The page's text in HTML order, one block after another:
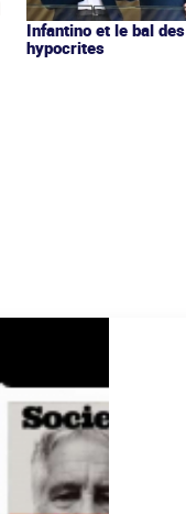
Infantino et le bal des
hypocrites